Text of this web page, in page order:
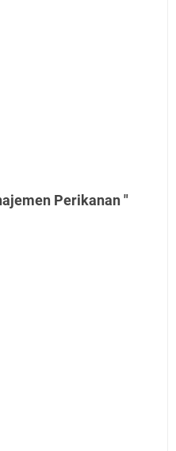
Perikanan "